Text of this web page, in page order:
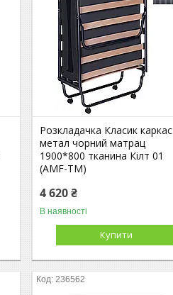
Розкладачка Класик каркас
метал чорний матрац
1900*800 тканина Кілт 01
(AMF-ТМ)
4 620 ₴
В наявності
Купити
236562